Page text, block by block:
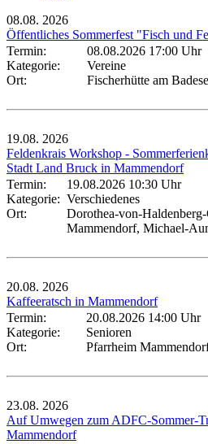
08.08. 2026
Öffentliches Sommerfest "Fisch und
Termin:
08.08.2026 17:00 Uhr
Kategorie:
Vereine
Ort:
Fischerhütte am
19.08. 2026
Feldenkrais Workshop -
Stadt Land Bruck in Mammendorf
Termin:
19.08.2026 10:30 Uhr
Kategorie: Verschiedenes
Ort:
Dorothea-von-
Mammendorf, Michael-
20.08. 2026
Kaffeeratsch in Mammendorf
Termin:
20.08.2026 14:00 Uhr
Kategorie:
Senioren
Ort:
Pfarrheim
23.08. 2026
Auf Umwegen zum ADFC-Sommer-
Mammendorf